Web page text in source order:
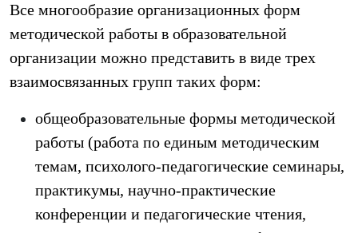
Все многообразие организационных форм
методической работы в образовательной
организации можно представить в виде трех
взаимосвязанных групп таких форм:
общеобразовательные формы методической
работы (работа по единым методическим
темам, психолого-педагогические семинары,
практикумы, научно-практические
конференции и педагогические чтения,